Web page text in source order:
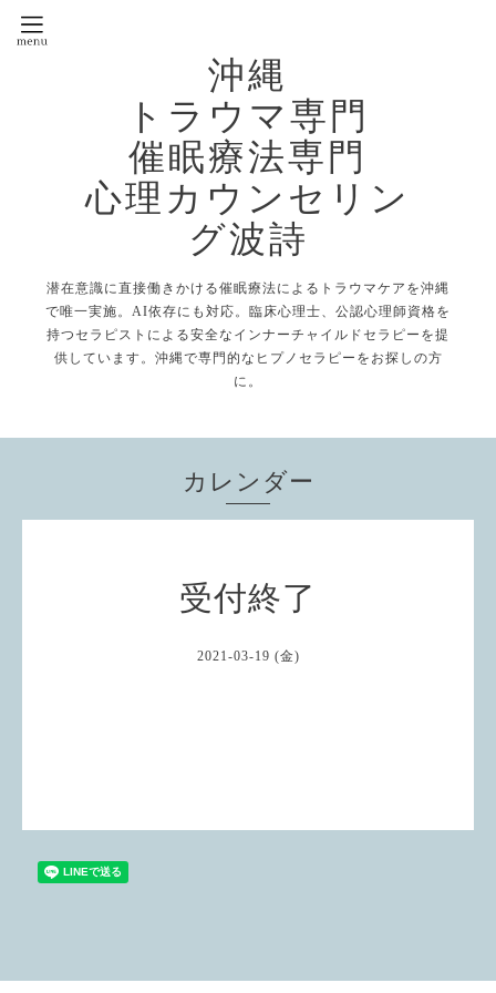
沖縄
トラウマ専門
催眠療法専門
心理カウンセリン
グ波詩
潜在意識に直接働きかける催眠療法によるトラウマケアを沖縄
で唯一実施。AI依存にも対応。臨床心理士、公認心理師資格を
持つセラピストによる安全なインナーチャイルドセラピーを提
供しています。沖縄で専門的なヒプノセラピーをお探しの方
に。
カレンダー
受付終了
2021-03-19 (金)